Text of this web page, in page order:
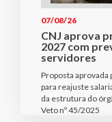
07/08/26
CNJ aprova
2027 com
servidores
Proposta
para reajuste
da estrutura do
Veto nº 45/2025